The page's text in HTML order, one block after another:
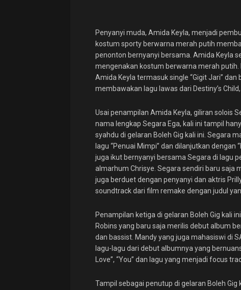
Penyanyi muda, Amida Keyla, menjadi
kostum sporty berwarna merah putih
penonton bernyanyi bersama. Amida Keyla
mengenakan kostum berwarna merah
Amida Keyla termasuk single “Gigit Jari” dan
membawakan lagu lawas dari Destiny’s Child,
Usai penampilan Amida Keyla, giliran solois
nama lengkap Segara Ega, kali ini tampil
syahdu di gelaran Boleh Gig kali ini. Segara
lagu “Penuai Mimpi” dan dilanjutkan
juga ikut bernyanyi bersama Segara di lagu
almarhum Chrisye. Segara sendiri baru saja
juga berduet dengan penyanyi dan aktris
soundtrack dari film remake dengan judul
Penampilan ketiga di gelaran Boleh Gig kali
Robins yang baru saja merilis debut album
dan bassist. Mandy yang juga mahasiswi di
lagu-lagu dari debut albumnya yang
Love”, “You” dan lagu yang menjadi focus
Tampil sebagai penutup di gelaran Boleh